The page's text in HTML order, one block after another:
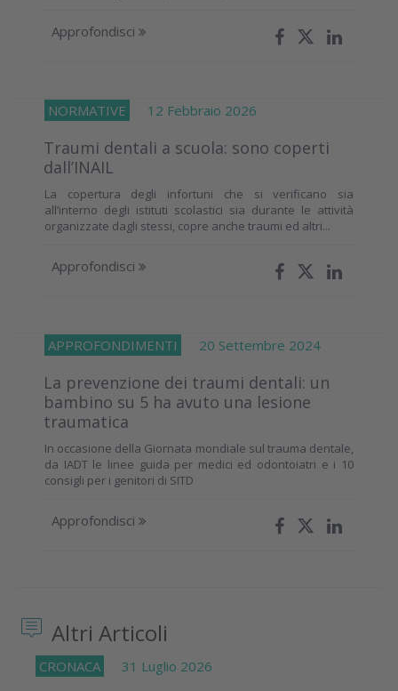
Approfondisci
NORMATIVE 12 Febbraio 2026
Traumi dentali a scuola: sono coperti
dall’INAIL
La copertura degli infortuni che si verificano sia
all’interno degli istituti scolastici sia durante le attività
organizzate dagli stessi, copre anche traumi ed altri...
Approfondisci
APPROFONDIMENTI 20 Settembre 2024
La prevenzione dei traumi dentali: un
bambino su 5 ha avuto una lesione
traumatica
In occasione della Giornata mondiale sul trauma dentale,
da IADT le linee guida per medici ed odontoiatri e i 10
consigli per i genitori di SITD
Approfondisci
Altri Articoli
CRONACA 31 Luglio 2026